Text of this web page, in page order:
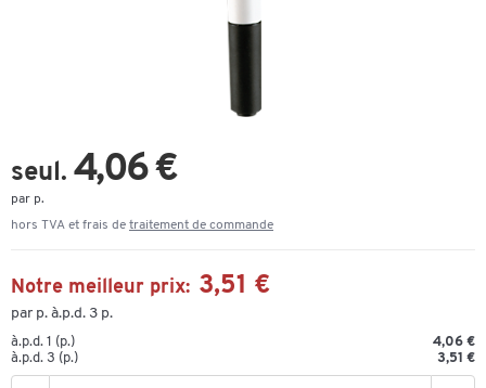
seul. 4,06 €
par p.
hors TVA et frais de traitement de commande
Notre meilleur prix: 3,51 €
par p. à.p.d. 3 p.
à.p.d. 1 (p.)
4,06 €
à.p.d. 3 (p.)
3,51 €